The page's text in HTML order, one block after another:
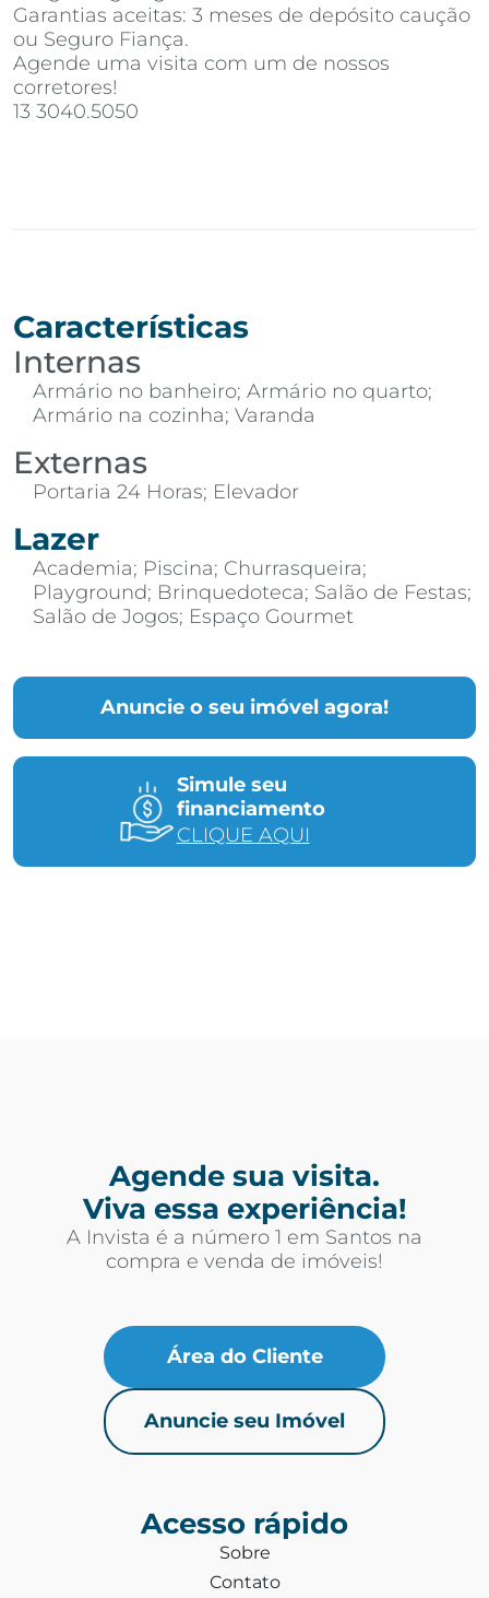
Garantias aceitas: 3 meses de depósito caução
ou Seguro Fiança.
Agende uma visita com um de nossos
corretores!
13 3040.5050
Anuncie o seu imóvel agora!
Simule seu
financiamento
CLIQUE AQUI
Características
Internas
Armário no banheiro; Armário no quarto;
Armário na cozinha; Varanda
Externas
Portaria 24 Horas; Elevador
Lazer
Academia; Piscina; Churrasqueira;
Playground; Brinquedoteca; Salão de Festas;
Salão de Jogos; Espaço Gourmet
Agende sua visita.
Viva essa experiência!
A Invista é a número 1 em Santos na
compra e venda de imóveis!
Área do Cliente
Anuncie seu Imóvel
Acesso rápido
Sobre
Contato